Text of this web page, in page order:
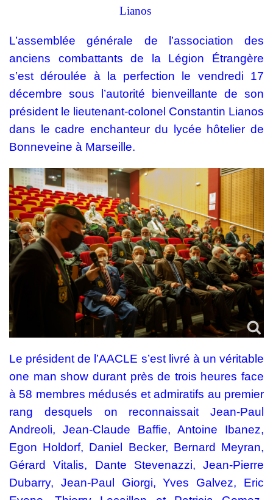
Lianos
L’assemblée générale de l’association des
anciens combattants de la Légion Étrangère
s’est déroulée à la perfection le vendredi 17
décembre sous l’autorité bienveillante de son
président le lieutenant-colonel Constantin Lianos
dans le cadre enchanteur du lycée hôtelier de
Bonneveine à Marseille.
Le président de l’AACLE s’est livré à un véritable
one man show durant près de trois heures face
à 58 membres médusés et admiratifs au premier
rang desquels on reconnaissait Jean-Paul
Andreoli, Jean-Claude Baffie, Antoine Ibanez,
Egon Holdorf, Daniel Becker, Bernard Meyran,
Gérard Vitalis, Dante Stevenazzi, Jean-Pierre
Dubarry, Jean-Paul Giorgi, Yves Galvez, Eric